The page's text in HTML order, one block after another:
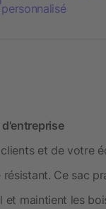
personnalisé
et de votre
Ce sac
maintient les